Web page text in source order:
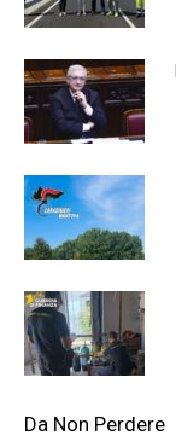
Da Non Perdere